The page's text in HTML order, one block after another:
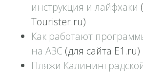
инструкция и лайфхаки
Tourister.ru)
Как работают
на АЗС (для сайта E1.ru)
Пляжи